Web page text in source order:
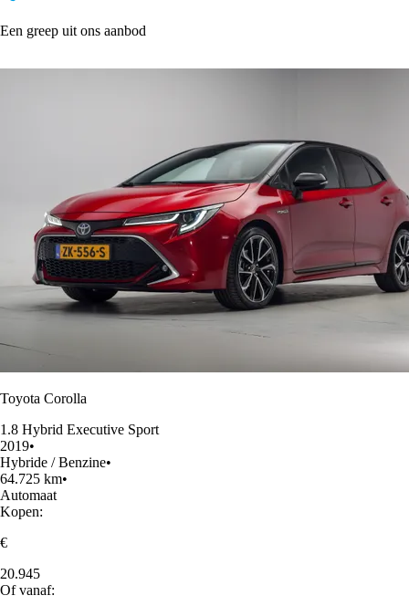
Een greep uit ons aanbod
Toyota Corolla
1.8 Hybrid Executive Sport
2019•
Hybride / Benzine•
64.725 km•
Automaat
Kopen:
€
20.945
Of vanaf: